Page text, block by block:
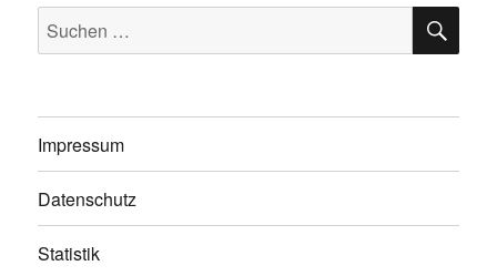
Suchen
nach:
Impressum
Datenschutz
Statistik